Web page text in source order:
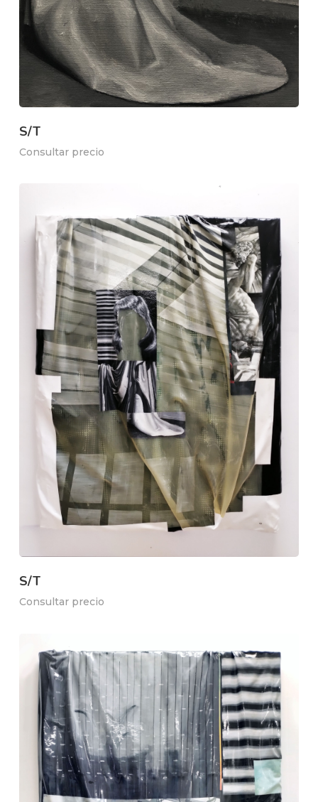
S/T
Consultar precio
S/T
Consultar precio